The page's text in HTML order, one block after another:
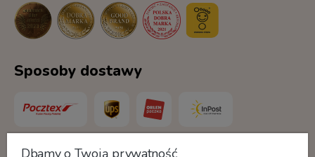
Sposoby dostawy
Dbamy o Twoją prywatność